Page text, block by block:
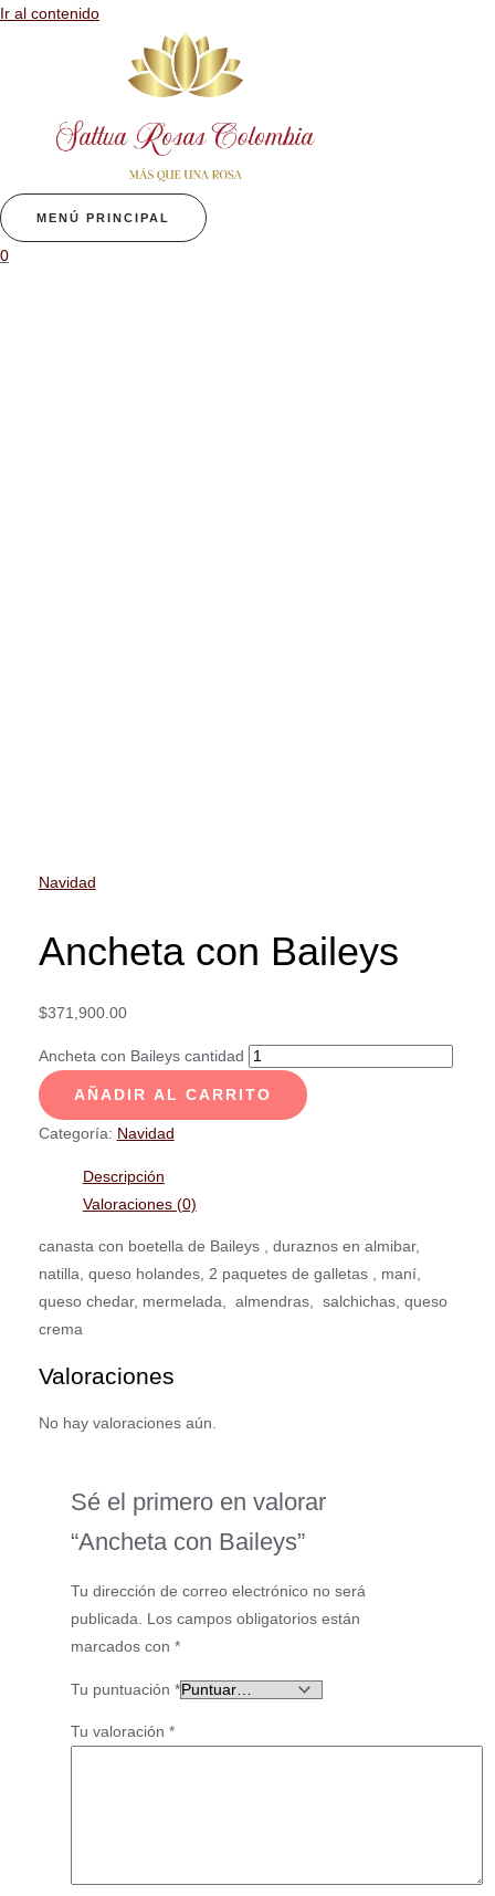
Ir al contenido
MENÚ PRINCIPAL
0
Navidad
Ancheta con Baileys
$371,900.00
Ancheta con Baileys cantidad
AÑADIR AL CARRITO
Categoría: Navidad
Descripción
Valoraciones (0)
canasta con boetella de Baileys , duraznos en almibar,
natilla, queso holandes, 2 paquetes de galletas , maní,
queso chedar, mermelada, almendras, salchichas, queso
crema
Valoraciones
No hay valoraciones aún.
Sé el primero en valorar
“Ancheta con Baileys”
Tu dirección de correo electrónico no será
publicada.
Los campos obligatorios están
marcados con *
Tu puntuación *
Tu valoración *